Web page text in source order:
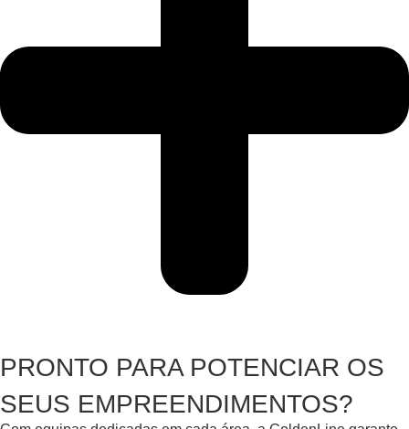
PRONTO PARA POTENCIAR OS
SEUS EMPREENDIMENTOS?